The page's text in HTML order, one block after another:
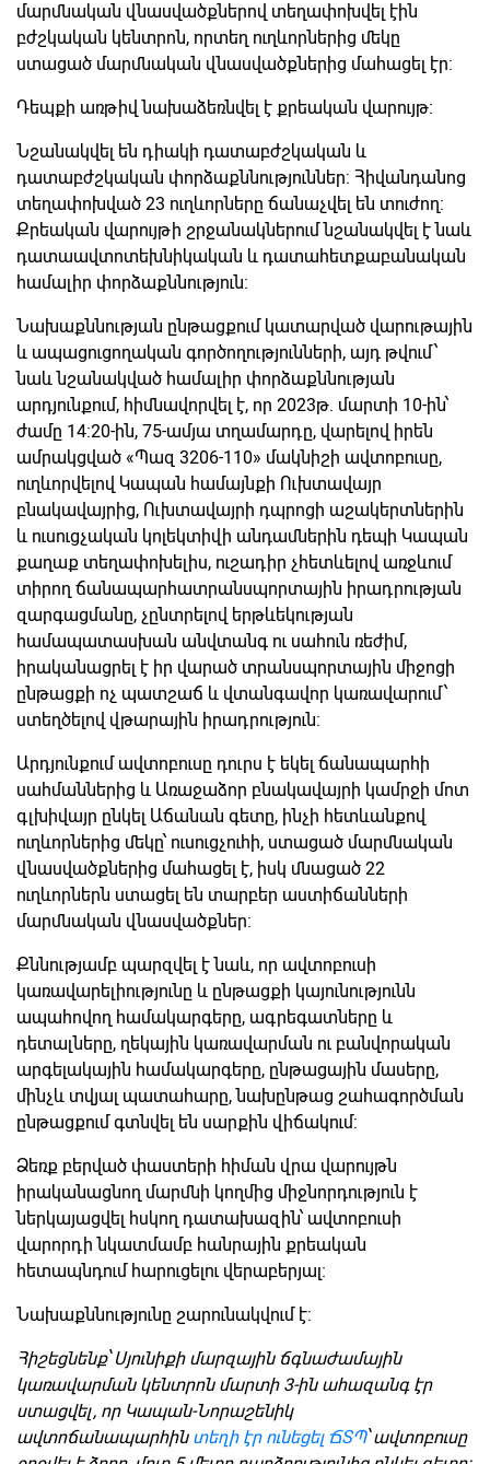
մարմնական վնասվածքներով տեղափոխվել էին
բժշկական կենտրոն, որտեղ ուղևորներից մեկը
ստացած մարմնական վնասվածքներից մահացել էր:
Դեպքի առթիվ նախաձեռնվել է քրեական վարույթ։
Նշանակվել են դիակի դատաբժշկական և
դատաբժշկական փորձաքննություններ: Հիվանդանոց
տեղափոխված 23 ուղևորները ճանաչվել են տուժող։
Քրեական վարույթի շրջանակներում նշանակվել է նաև
դատաավտոտեխնիկական և դատահետքաբանական
համալիր փորձաքննություն։
Նախաքննության ընթացքում կատարված վարութային
և ապացուցողական գործողությունների, այդ թվում՝
նաև նշանակված համալիր փորձաքննության
արդյունքում, հիմնավորվել է, որ 2023թ. մարտի 10-ին՝
ժամը 14:20-ին, 75-ամյա տղամարդը, վարելով իրեն
ամրակցված «Պազ 3206-110» մակնիշի ավտոբուսը,
ուղևորվելով Կապան համայնքի Ուխտավայր
բնակավայրից, Ուխտավայրի դպրոցի աշակերտներին
և ուսուցչական կոլեկտիվի անդամներին դեպի Կապան
քաղաք տեղափոխելիս, ուշադիր չհետևելով առջևում
տիրող ճանապարհատրանսպորտային իրադրության
զարգացմանը, չընտրելով երթևեկության
համապատասխան անվտանգ ու սահուն ռեժիմ,
իրականացրել է իր վարած տրանսպորտային միջոցի
ընթացքի ոչ պատշաճ և վտանգավոր կառավարում՝
ստեղծելով վթարային իրադրություն:
Արդյունքում ավտոբուսը դուրս է եկել ճանապարհի
սահմաններից և Առաջաձոր բնակավայրի կամրջի մոտ
գլխիվայր ընկել Աճանան գետը, ինչի հետևանքով
ուղևորներից մեկը՝ ուսուցչուհի, ստացած մարմնական
վնասվածքներից մահացել է, իսկ մնացած 22
ուղևորներն ստացել են տարբեր աստիճանների
մարմնական վնասվածքներ:
Քննությամբ պարզվել է նաև, որ ավտոբուսի
կառավարելիությունը և ընթացքի կայունությունն
ապահովող համակարգերը, ագրեգատները և
դետալները, ղեկային կառավարման ու բանվորական
արգելակային համակարգերը, ընթացային մասերը,
մինչև տվյալ պատահարը, նախընթաց շահագործման
ընթացքում գտնվել են սարքին վիճակում:
Ձեռք բերված փաստերի հիման վրա վարույթն
իրականացնող մարմնի կողմից միջնորդություն է
ներկայացվել հսկող դատախազին՝ ավտոբուսի
վարորդի նկատմամբ հանրային քրեական
հետապնդում հարուցելու վերաբերյալ։
Նախաքննությունը շարունակվում է:
Հիշեցնենք՝ Սյունիքի մարզային ճգնաժամային
կառավարման կենտրոն մարտի 3-ին ահազանգ էր
ստացվել, որ Կապան-Նորաշենիկ
ավտոճանապարհին տեղի էր ունեցել ՃՏՊ՝ ավտոբուսը